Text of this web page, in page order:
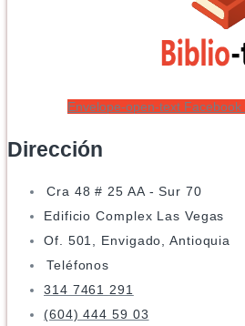
Envelope-open-text Facebook
Dirección
Cra 48 # 25 AA - Sur 70
Edificio Complex Las Vegas
Of. 501, Envigado, Antioquia
Teléfonos
314 7461 291
(604) 444 59 03